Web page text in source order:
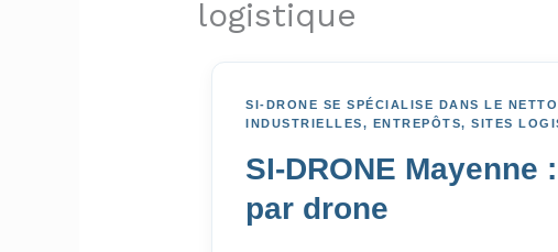
logistique
SI-DRONE SE SPÉCIALISE DANS LE
INDUSTRIELLES, ENTREPÔTS, SITES
SI-DRONE
par drone